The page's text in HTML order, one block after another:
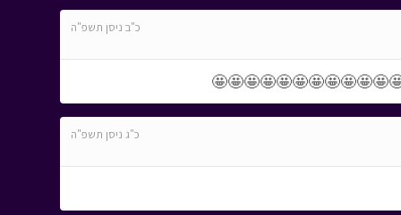
כ"ב ניסן תשפ"ה
כ"ג ניסן תשפ"ה